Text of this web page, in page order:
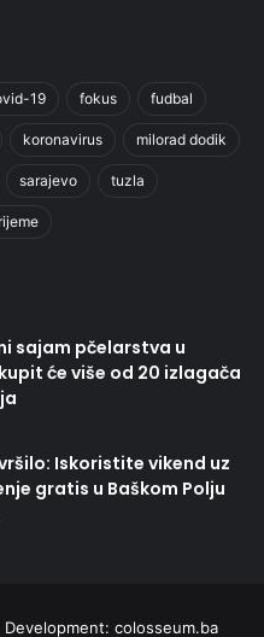
19 fokus fudbal
koronavirus milorad dodik
sarajevo tuzla
sajam pčelarstva u
će više od 20 izlagača
Iskoristite vikend uz
gratis u Baškom Polju
colosseum.ba